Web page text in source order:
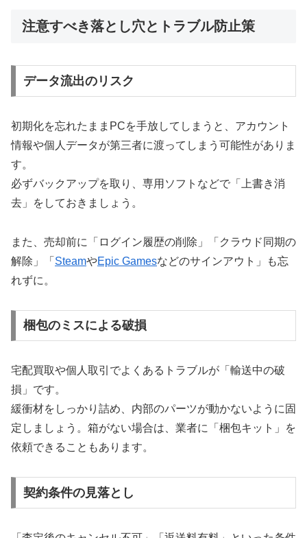
注意すべき落とし穴とトラブル防止策
データ流出のリスク
初期化を忘れたままPCを手放してしまうと、アカウント
情報や個人データが第三者に渡ってしまう可能性がありま
す。
必ずバックアップを取り、専用ソフトなどで「上書き消
去」をしておきましょう。
また、売却前に「ログイン履歴の削除」「クラウド同期の
解除」「 SteamやEpic Gamesなどのサインアウト」も忘
れずに。
梱包のミスによる破損
宅配買取や個人取引でよくあるトラブルが「輸送中の破
損」です。
緩衝材をしっかり詰め、内部のパーツが動かないように固
定しましょう。箱がない場合は、業者に「梱包キット」を
依頼できることもあります。
契約条件の見落とし